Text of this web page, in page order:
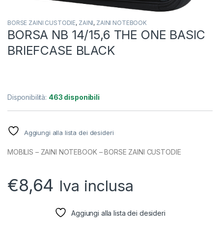
BORSE ZAINI CUSTODIE, ZAINI, ZAINI NOTEBOOK
BORSA NB 14/15,6 THE ONE BASIC
BRIEFCASE BLACK
Disponibilità: 463 disponibili
Aggiungi alla lista dei desideri
MOBILIS – ZAINI NOTEBOOK – BORSE ZAINI CUSTODIE
€8,64 Iva inclusa
Aggiungi alla lista dei desideri